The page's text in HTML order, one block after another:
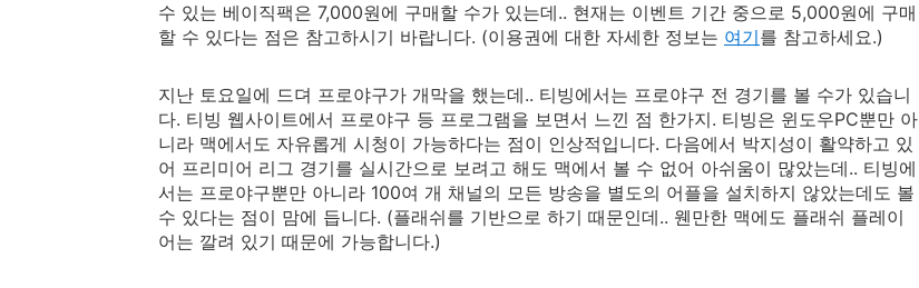
수 있는 베이직팩은 7,000원에 구매할 수가 있는데.. 현재는 이벤트 기간 중으로 5,000원에 구매
할 수 있다는 점은 참고하시기 바랍니다. (이용권에 대한 자세한 정보는 여기를 참고하세요.)
지난 토요일에 드뎌 프로야구가 개막을 했는데.. 티빙에서는 프로야구 전 경기를 볼 수가 있습니
다. 티빙 웹사이트에서 프로야구 등 프로그램을 보면서 느낀 점 한가지. 티빙은 윈도우PC뿐만 아
니라 맥에서도 자유롭게 시청이 가능하다는 점이 인상적입니다. 다음에서 박지성이 활약하고 있
어 프리미어 리그 경기를 실시간으로 보려고 해도 맥에서 볼 수 없어 아쉬움이 많았는데.. 티빙에
서는 프로야구뿐만 아니라 100여 개 채널의 모든 방송을 별도의 어플을 설치하지 않았는데도 볼
수 있다는 점이 맘에 듭니다. (플래쉬를 기반으로 하기 때문인데.. 웬만한 맥에도 플래쉬 플레이
어는 깔려 있기 때문에 가능합니다.)